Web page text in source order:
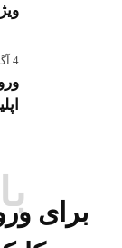
4 آگوست 2022
برای